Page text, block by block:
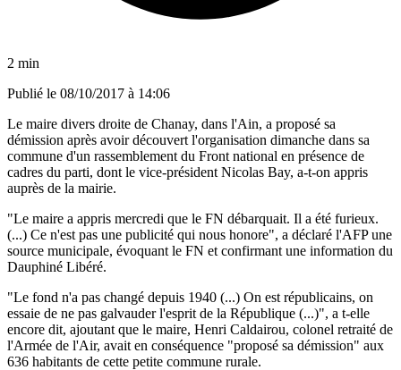
2 min
Publié le 08/10/2017 à 14:06
Le maire divers droite de Chanay, dans l'Ain, a proposé sa
démission après avoir découvert l'organisation dimanche dans sa
commune d'un rassemblement du Front national en présence de
cadres du parti, dont le vice-président Nicolas Bay, a-t-on appris
auprès de la mairie.
"Le maire a appris mercredi que le FN débarquait. Il a été furieux.
(...) Ce n'est pas une publicité qui nous honore", a déclaré l'AFP une
source municipale, évoquant le FN et confirmant une information du
Dauphiné Libéré.
"Le fond n'a pas changé depuis 1940 (...) On est républicains, on
essaie de ne pas galvauder l'esprit de la République (...)", a t-elle
encore dit, ajoutant que le maire, Henri Caldairou, colonel retraité de
l'Armée de l'Air, avait en conséquence "proposé sa démission" aux
636 habitants de cette petite commune rurale.